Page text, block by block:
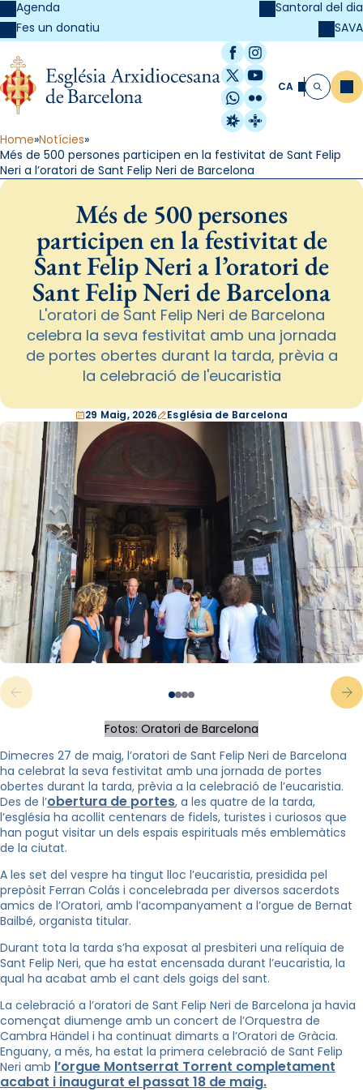
Agenda
Fes un donatiu
Santoral del dia
SAVA
Facebook
Instagram
X / Twitter
YouTube
WhatsApp
Flickr
Radio Estel
Catalunya
CA Cerca
Home Notícies
Més de 500 persones participen en la festivitat de Sant Felip
Neri a l’oratori de Sant Felip Neri de Barcelona
Més de 500 persones
participen en la festivitat de
Sant Felip Neri a l’oratori de
Sant Felip Neri de Barcelona
L'oratori de Sant Felip Neri de Barcelona
celebra la seva festivitat amb una jornada
de portes obertes durant la tarda, prèvia a
la celebració de l'eucaristia
29 Maig, 2026 Església de Barcelona
Fotos: Oratori de Barcelona
Dimecres 27 de maig, l’oratori de Sant Felip Neri de Barcelona
ha celebrat la seva festivitat amb una jornada de portes
obertes durant la tarda, prèvia a la celebració de l’eucaristia.
Des de l’obertura de portes, a les quatre de la tarda,
l’església ha acollit centenars de fidels, turistes i curiosos que
han pogut visitar un dels espais espirituals més emblemàtics
de la ciutat.
A les set del vespre ha tingut lloc l’eucaristia, presidida pel
prepòsit Ferran Colás i concelebrada per diversos sacerdots
amics de l’Oratori, amb l’acompanyament a l’orgue de Bernat
Bailbé, organista titular.
Durant tota la tarda s’ha exposat al presbiteri una relíquia de
Sant Felip Neri, que ha estat encensada durant l’eucaristia, la
qual ha acabat amb el cant dels goigs del sant.
La celebració a l’oratori de Sant Felip Neri de Barcelona ja havia
començat diumenge amb un concert de l’Orquestra de
Cambra Händel i ha continuat dimarts a l’Oratori de Gràcia.
Enguany, a més, ha estat la primera celebració de Sant Felip
Neri amb l’orgue Montserrat Torrent completament
acabat i inaugurat el passat 18 de maig.